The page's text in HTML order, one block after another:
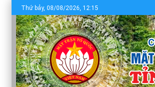
Thứ bảy, 08/08/2026, 12:15